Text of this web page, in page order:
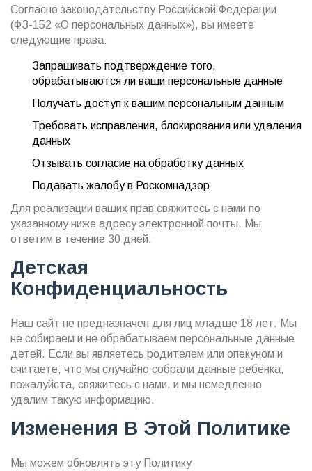
Согласно законодательству Российской Федерации
(ФЗ-152 «О персональных данных»), вы имеете
следующие права:
Запрашивать подтверждение того,
обрабатываются ли ваши персональные данные
Получать доступ к вашим персональным данным
Требовать исправления, блокирования или удаления
данных
Отзывать согласие на обработку данных
Подавать жалобу в Роскомнадзор
Для реализации ваших прав свяжитесь с нами по
указанному ниже адресу электронной почты. Мы
ответим в течение 30 дней.
Детская
Конфиденциальность
Наш сайт не предназначен для лиц младше 18 лет. Мы
не собираем и не обрабатываем персональные данные
детей. Если вы являетесь родителем или опекуном и
считаете, что мы случайно собрали данные ребёнка,
пожалуйста, свяжитесь с нами, и мы немедленно
удалим такую информацию.
Изменения В Этой Политике
Мы можем обновлять эту Политику